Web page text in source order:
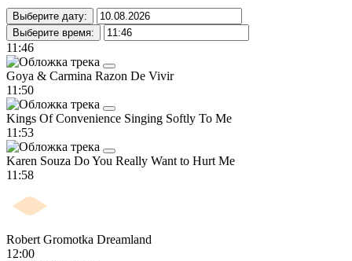
Выберите дату:
Выберите время:
11:46
Goya & Carmina Razon De Vivir
11:50
Kings Of Convenience Singing Softly To Me
11:53
Karen Souza Do You Really Want to Hurt Me
11:58
Robert Gromotka Dreamland
12:00